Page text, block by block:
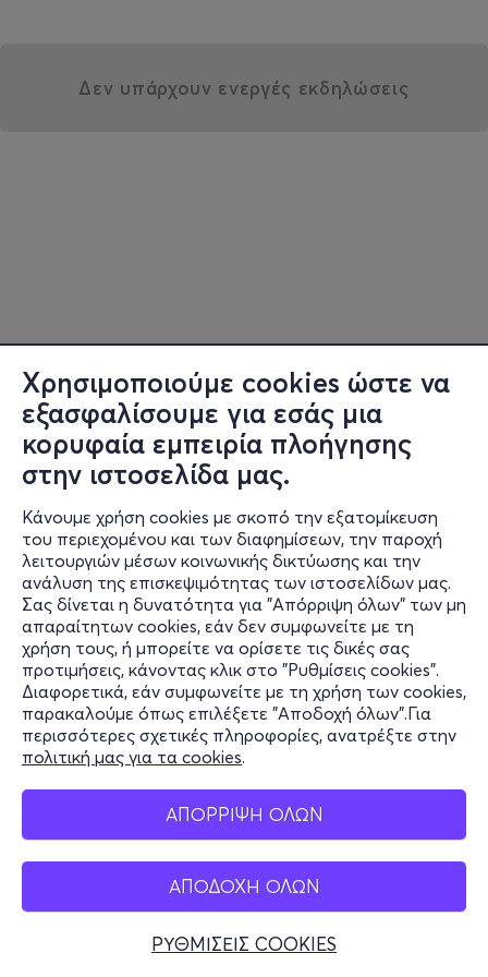
Χρησιμοποιούμε cookies ώστε να
εξασφαλίσουμε για εσάς μια
κορυφαία εμπειρία πλοήγησης
στην ιστοσελίδα μας.
Κάνουμε χρήση cookies με σκοπό την εξατομίκευση
του περιεχομένου και των διαφημίσεων, την παροχή
λειτουργιών μέσων κοινωνικής δικτύωσης και την
ανάλυση της επισκεψιμότητας των ιστοσελίδων μας.
Σας δίνεται η δυνατότητα για "Απόρριψη όλων" των μη
απαραίτητων cookies, εάν δεν συμφωνείτε με τη
χρήση τους, ή μπορείτε να ορίσετε τις δικές σας
προτιμήσεις, κάνοντας κλικ στο "Ρυθμίσεις cookies".
Διαφορετικά, εάν συμφωνείτε με τη χρήση των cookies,
παρακαλούμε όπως επιλέξετε "Αποδοχή όλων".Για
περισσότερες σχετικές πληροφορίες, ανατρέξτε στην
πολιτική μας για τα cookies.
ΑΠΟΡΡΙΨΗ ΟΛΩΝ
ΑΠΟΔΟΧΗ ΟΛΩΝ
ΡΥΘΜΙΣΕΙΣ COOKIES
Δεν υπάρχουν ενεργές εκδηλώσεις